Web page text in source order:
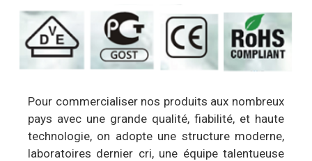
Pour commercialiser nos produits aux nombreux
pays avec une grande qualité, fiabilité, et haute
technologie, on adopte une structure moderne,
laboratoires dernier cri, une équipe talentueuse